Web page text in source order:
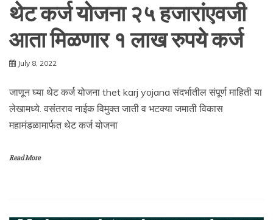
थेट कर्ज योजना २५ हजारांएवजी
आता मिळणार १ लाख रुपये कर्ज
July 8, 2022
जाणून घ्या थेट कर्ज योजना thet karj yojana संदर्भातील संपूर्ण माहिती या
लेखामध्ये. वसंतराव नाईक विमुक्त जाती व भटक्या जमाती विकास
महामंडळामार्फत थेट कर्ज योजना
Read More